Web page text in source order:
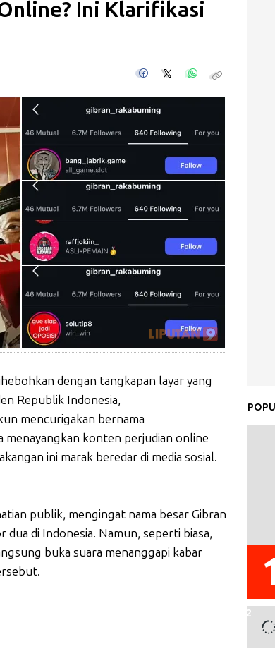
Ini Klarifikasi
dengan tangkapan layar yang
Republik Indonesia,
mencurigakan bernama
konten perjudian online
ini marak beredar di media sosial.
publik, mengingat nama besar Gibran
di Indonesia. Namun, seperti biasa,
buka suara menanggapi kabar